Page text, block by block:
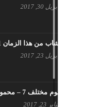
أبريل 30, 2017
شاب من هذا الزمان 1-2
أبريل 23, 2017
يوم مختلف 7 – محمود عيسى
يناير 23, 2017